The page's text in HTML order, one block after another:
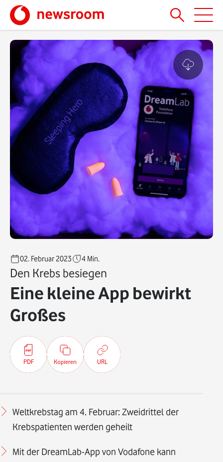
02. Februar 2023 4 Min.
Den Krebs besiegen
Eine kleine App bewirkt
Großes
PDF Kopieren URL
Weltkrebstag am 4. Februar: Zweidrittel der
Krebspatienten werden geheilt
Mit der DreamLab-App von Vodafone kann